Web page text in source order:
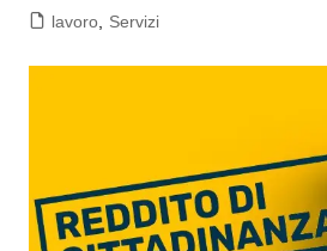
lavoro, Servizi